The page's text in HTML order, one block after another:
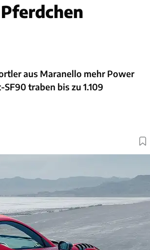
aus Maranello mehr Power
traben bis zu 1.109